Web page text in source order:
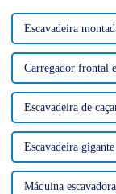
Escavadeira
Carregador frontal
Escavadeira de
Escavadeira
Máquina